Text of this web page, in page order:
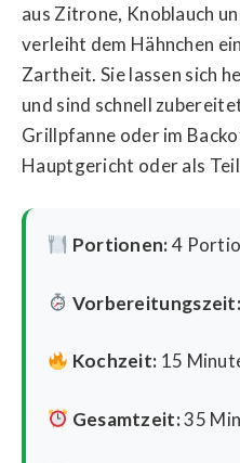
aus Zitrone, Knoblauch
verleiht dem Hähnchen
Zartheit. Sie lassen sich
und sind schnell
Grillpfanne oder im
Hauptgericht oder als
Portionen:4
Vorbereitungszeit:
Kochzeit: 15
Gesamtzeit:35